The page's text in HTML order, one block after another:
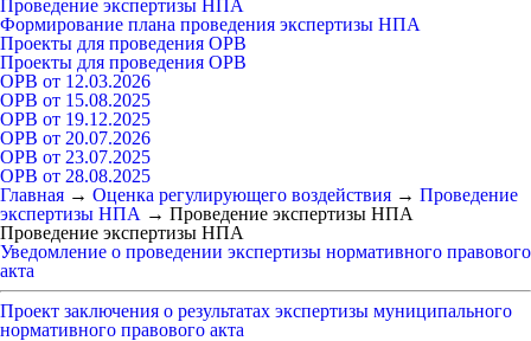
Проведение экспертизы НПА
Формирование плана проведения экспертизы НПА
Проекты для проведения ОРВ
Проекты для проведения ОРВ
ОРВ от 12.03.2026
ОРВ от 15.08.2025
ОРВ от 19.12.2025
ОРВ от 20.07.2026
ОРВ от 23.07.2025
ОРВ от 28.08.2025
Главная → Оценка регулирующего воздействия → Проведение
экспертизы НПА → Проведение экспертизы НПА
Проведение экспертизы НПА
Уведомление о проведении экспертизы нормативного правового
акта
Проект заключения о результатах экспертизы муниципального
нормативного правового акта